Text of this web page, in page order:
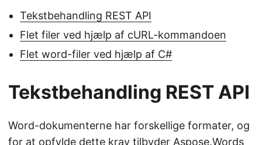
Tekstbehandling REST API
Flet filer ved hjælp af cURL-kommandoen
Flet word-filer ved hjælp af C#
Tekstbehandling REST API
Word-dokumenterne har forskellige formater, og
for at opfylde dette krav tilbyder Aspose.Words